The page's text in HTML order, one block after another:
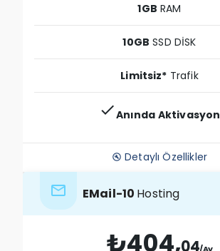
1GB RAM
10GB SSD DİSK
Limitsiz* Trafik
checkAnında Aktivasyon
build_circle Detaylı Özellikler
email EMail-10 Hosting
₺404,04/Ay